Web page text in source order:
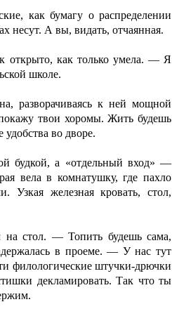
как бумагу о распределении
несут. А вы, видать, отчаянная.
открыто, как только умела. — Я
школе.
разворачиваясь к ней мощной
твои хоромы. Жить будешь
во дворе.
будкой, а «отдельный вход» —
вела в комнатушку, где пахло
Узкая железная кровать, стол,
стол. — Топить будешь сама,
в проеме. — У нас тут
филологические штучки-дрючки
декламировать. Так что ты